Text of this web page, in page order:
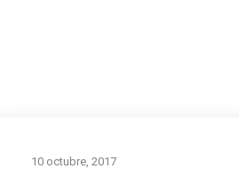
10 octubre, 2017